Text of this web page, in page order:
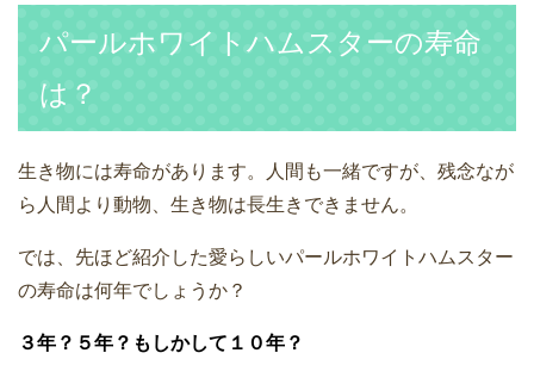
パールホワイトハムスターの寿命
は？
生き物には寿命があります。人間も一緒ですが、残念なが
ら人間より動物、生き物は長生きできません。
では、先ほど紹介した愛らしいパールホワイトハムスター
の寿命は何年でしょうか？
３年？５年？もしかして１０年？